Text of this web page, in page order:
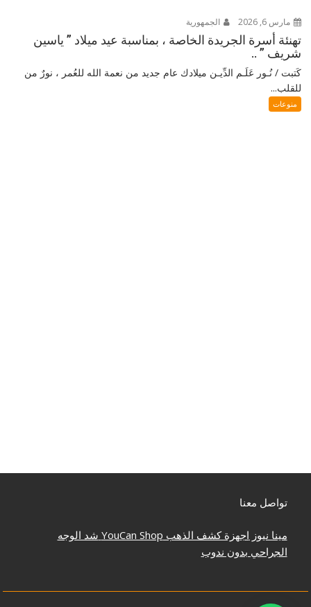
مارس 6, 2026 الجمهورية
تهنئة أسرة الجريدة الخاصة ، بمناسبة عيد ميلاد ” ياسين
شريف ” ..
كَتبت / نُـور عَلَـم الدِّيـن ميلادك عام جديد من نعمة الله للعُمر ، نورٌ من
للقلب...
منوعات
تواصل معنا
مينا نيوز اجهزة كشف الذهب YouCan Shop شد الوجه
الجراحي بدون ندوب